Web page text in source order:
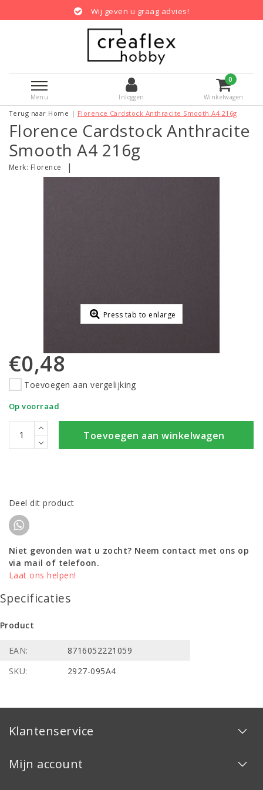
Wij geven u graag advies!
Menu Inloggen
0
Winkelwagen
Terug naar Home | Florence Cardstock Anthracite Smooth A4 216g
Florence Cardstock Anthracite
Smooth A4 216g
Merk: Florence |
Press tab to enlarge
€0,48
Toevoegen aan vergelijking
Op voorraad
Toevoegen aan winkelwagen
Deel dit product
Niet gevonden wat u zocht? Neem contact met ons op
via mail of telefoon.
Laat ons helpen!
Specificaties
Product
EAN:
8716052221059
SKU:
2927-095A4
Klantenservice
Mijn account